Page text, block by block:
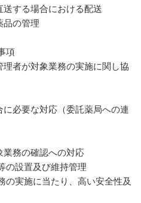
送する場合における配送
品の管理
項
理者が対象業務の実施に関し協
に必要な対応（委託薬局への連
業務の確認への対応
の設置及び維持管理
の実施に当たり、高い安全性及